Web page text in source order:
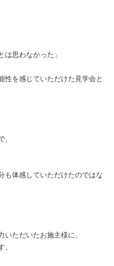
は思わなかった」
性を感じていただけた見学会と
も体感していただけたのではな
ただいたお施主様に、
。